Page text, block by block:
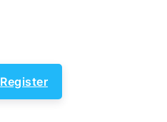
Register